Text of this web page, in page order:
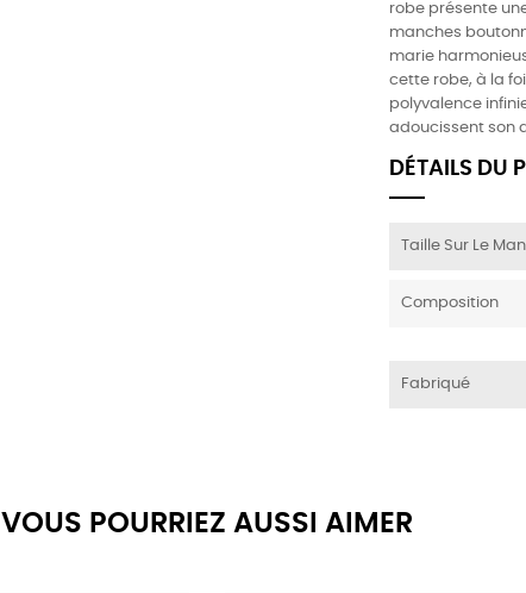
robe présente
manches
marie
cette robe, à la
polyvalence
adoucissent son
DÉTAILS DU
Taille Sur Le
Composition
Fabriqué
VOUS POURRIEZ AUSSI AIMER